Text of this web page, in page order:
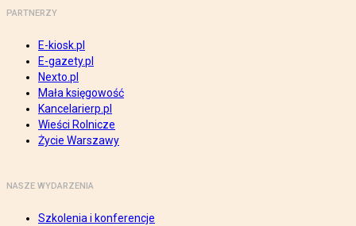
PARTNERZY
E-kiosk.pl
E-gazety.pl
Nexto.pl
Mała księgowość
Kancelarierp.pl
Wieści Rolnicze
Życie Warszawy
NASZE WYDARZENIA
Szkolenia i konferencje